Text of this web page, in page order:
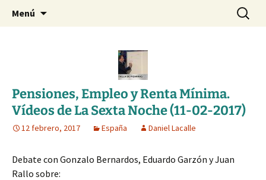
dlacalle.com
Blog de Daniel Lacalle
Menú Buscar:
Pensiones, Empleo y Renta Mínima.
Vídeos de La Sexta Noche (11-02-2017)
12 febrero, 2017 España Daniel Lacalle
Debate con Gonzalo Bernardos, Eduardo Garzón y Juan
Rallo sobre: